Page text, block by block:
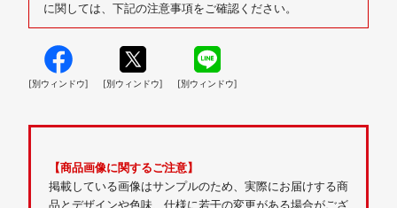
に関しては、下記の注意事項をご確認ください。
[別ウィンドウ] [別ウィンドウ] [別ウィンドウ]
【商品画像に関するご注意】
掲載している画像はサンプルのため、実際にお届けする商
品とデザインや色味、仕様に若干の変更がある場合がござ